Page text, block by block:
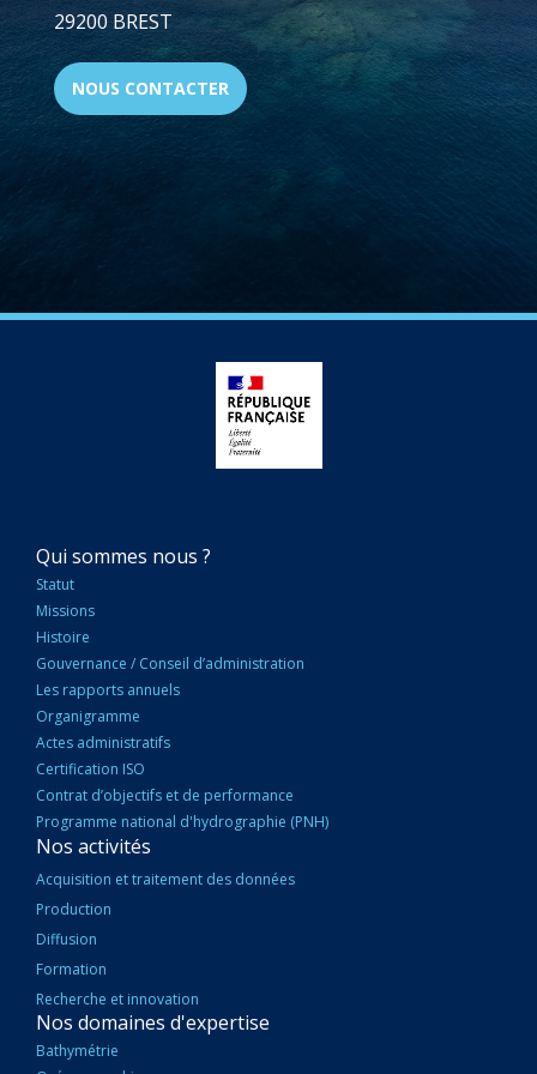
29200 BREST
NOUS CONTACTER
NAVIGATION
PRINCIPALE
Qui sommes nous ?
Statut
Missions
Histoire
Gouvernance / Conseil d’administration
Les rapports annuels
Organigramme
Actes administratifs
Certification ISO
Contrat d’objectifs et de performance
Programme national d'hydrographie (PNH)
Nos activités
Acquisition et traitement des données
Production
Diffusion
Formation
Recherche et innovation
Nos domaines d'expertise
Bathymétrie